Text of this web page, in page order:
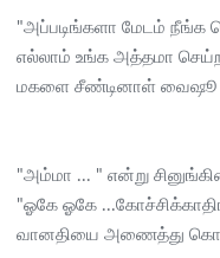
"அப்படிங்களா மேடம்
எல்லாம் உங்க அத்தமா
மகளை சீண்டினாள் வைஷூ
"அம்மா ... " என்று
"ஓகே ஓகே
வானதியை அணைத்து